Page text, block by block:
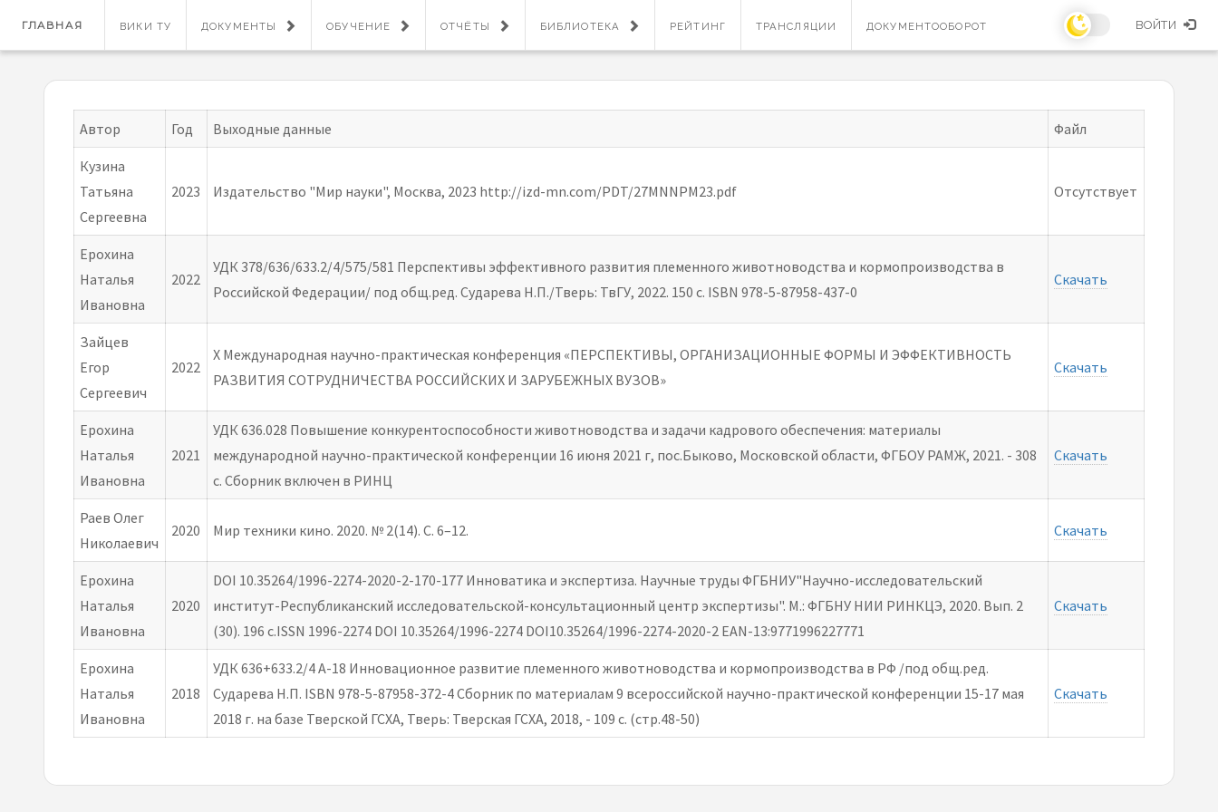
ГЛАВНАЯ ВИКИ ТУ ДОКУМЕНТЫ ОБУЧЕНИЕ ОТЧЁТЫ БИБЛИОТЕКА РЕЙТИНГ ТРАНСЛЯЦИИ ДОКУМЕНТООБОРОТ ВОЙТИ
Автор Год Выходные данные Файл
Кузина
Татьяна
Сергеевна
2023 Издательство "Мир науки", Москва, 2023 http://izd-mn.com/PDT/27MNNPM23.pdf Отсутствует
Ерохина
Наталья
Ивановна
2022
УДК 378/636/633.2/4/575/581 Перспективы эффективного развития племенного животноводства и кормопроизводства в
Российской Федерации/ под общ.ред. Сударева Н.П./Тверь: ТвГУ, 2022. 150 с. ISBN 978-5-87958-437-0
Скачать
Зайцев
Егор
Сергеевич
2022
X Международная научно-практическая конференция «ПЕРСПЕКТИВЫ, ОРГАНИЗАЦИОННЫЕ ФОРМЫ И ЭФФЕКТИВНОСТЬ
РАЗВИТИЯ СОТРУДНИЧЕСТВА РОССИЙСКИХ И ЗАРУБЕЖНЫХ ВУЗОВ»
Скачать
Ерохина
Наталья
Ивановна
2021
УДК 636.028 Повышение конкурентоспособности животноводства и задачи кадрового обеспечения: материалы
международной научно-практической конференции 16 июня 2021 г, пос.Быково, Московской области, ФГБОУ РАМЖ, 2021. - 308
с. Сборник включен в РИНЦ
Скачать
Раев Олег
Николаевич
2020 Мир техники кино. 2020. № 2(14). С. 6–12. Скачать
Ерохина
Наталья
Ивановна
2020
DOI 10.35264/1996-2274-2020-2-170-177 Инноватика и экспертиза. Научные труды ФГБНИУ"Научно-исследовательский
институт-Республиканский исследовательской-консультационный центр экспертизы". М.: ФГБНУ НИИ РИНКЦЭ, 2020. Вып. 2
(30). 196 с.ISSN 1996-2274 DOI 10.35264/1996-2274 DOI10.35264/1996-2274-2020-2 EAN-13:9771996227771
Скачать
Ерохина
Наталья
Ивановна
2018
УДК 636+633.2/4 А-18 Инновационное развитие племенного животноводства и кормопроизводства в РФ /под общ.ред.
Сударева Н.П. ISBN 978-5-87958-372-4 Сборник по материалам 9 всероссийской научно-практической конференции 15-17 мая
2018 г. на базе Тверской ГСХА, Тверь: Тверская ГСХА, 2018, - 109 с. (стр.48-50)
Скачать